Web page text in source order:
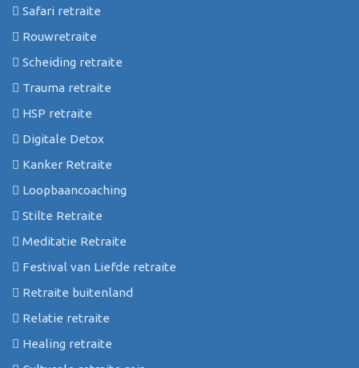
Safari retraite
Rouwretraite
Scheiding retraite
Trauma retraite
HSP retraite
Digitale Detox
Kanker Retraite
Loopbaancoaching
Stilte Retraite
Meditatie Retraite
Festival van Liefde retraite
Retraite buitenland
Relatie retraite
Healing retraite